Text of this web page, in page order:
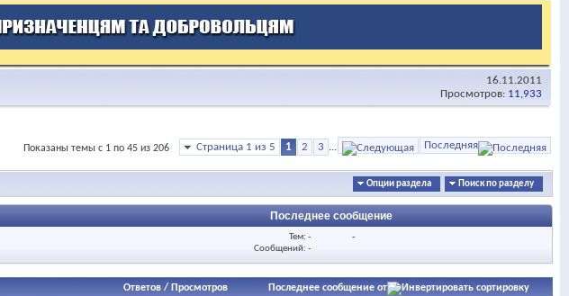
16.11.2011
Просмотров: 11,933
Страница 1 из 5 1 2 3 ... Последняя
Показаны темы с 1 по 45 из 206
Опции раздела Поиск по разделу
Последнее сообщение
Тем: -
Сообщений: -
-
Ответов/ Просмотров Последнее сообщение от